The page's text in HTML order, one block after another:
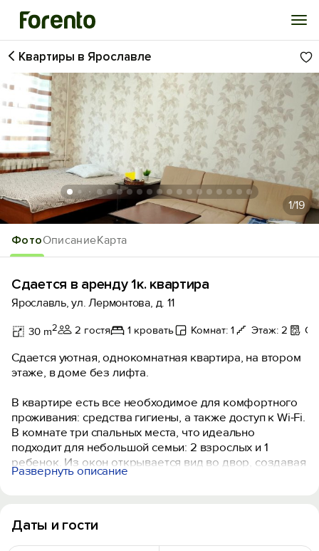
Войти
Избранное
История просмотра
Добавить свой объект
ФотоОписаниеКарта
Квартиры в Ярославле
1/19
Сдается в аренду 1к. квартира
Ярославль, ул. Лермонтова, д. 11
30 m2 2 гостя 1 кровать Комнат: 1 Этаж: 2
Сдается уютная, однокомнатная квартира, на втором
этаже, в доме без лифта.
В квартире есть все необходимое для комфортного
проживания: средства гигиены, а также доступ к Wi-Fi.
В комнате три спальных места, что идеально
подходит для небольшой семьи: 2 взрослых и 1
ребенок. Из окон открывается вид во двор, создавая
атмосферу уюта и спокойствия. Санузел
стиральная машина, что добавляет комфорта в быту.
Парковка доступна на улице.
Развернуть описание
Даты и гости